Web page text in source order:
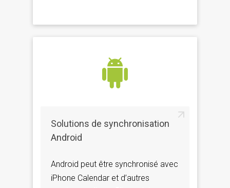
Solutions de synchronisation
Android
Android peut être synchronisé avec
iPhone Calendar et d’autres